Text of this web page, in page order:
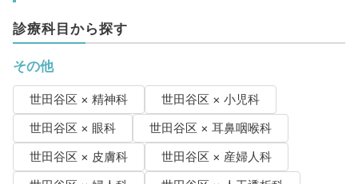
診療科目から探す
その他
世田谷区 × 精神科
世田谷区 × 小児科
世田谷区 × 眼科
世田谷区 × 耳鼻咽喉科
世田谷区 × 皮膚科
世田谷区 × 産婦人科